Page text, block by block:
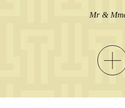
Mr &